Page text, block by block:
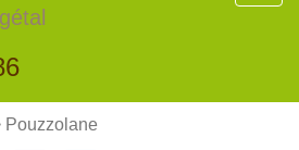
Pouzzolane